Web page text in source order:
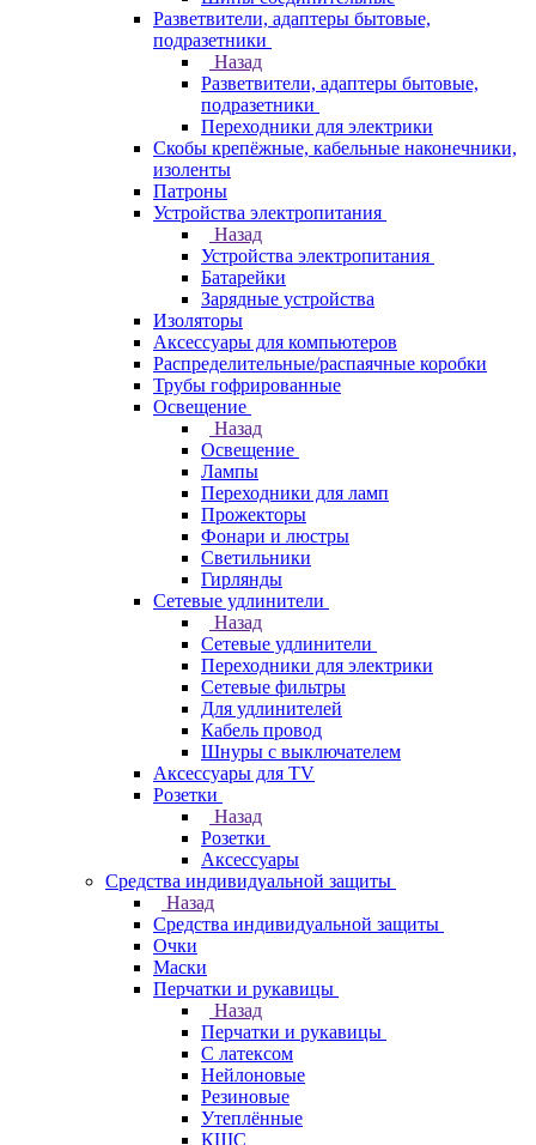
Разветвители, адаптеры бытовые,
подразетники
Назад
Разветвители, адаптеры бытовые,
подразетники
Переходники для электрики
Скобы крепёжные, кабельные наконечники,
изоленты
Патроны
Устройства электропитания
Назад
Устройства электропитания
Батарейки
Зарядные устройства
Изоляторы
Аксессуары для компьютеров
Распределительные/распаячные коробки
Трубы гофрированные
Освещение
Назад
Освещение
Лампы
Переходники для ламп
Прожекторы
Фонари и люстры
Светильники
Гирлянды
Сетевые удлинители
Назад
Сетевые удлинители
Переходники для электрики
Сетевые фильтры
Для удлинителей
Кабель провод
Шнуры с выключателем
Аксессуары для TV
Розетки
Назад
Розетки
Аксессуары
Средства индивидуальной защиты
Назад
Средства индивидуальной защиты
Очки
Маски
Перчатки и рукавицы
Назад
Перчатки и рукавицы
С латексом
Нейлоновые
Резиновые
Утеплённые
КЩС